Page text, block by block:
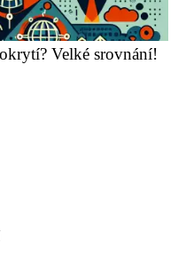
Velké srovnání!